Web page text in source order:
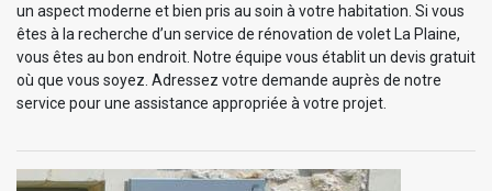
un aspect moderne et bien pris au soin à votre habitation. Si vous
êtes à la recherche d’un service de rénovation de volet La Plaine,
vous êtes au bon endroit. Notre équipe vous établit un devis gratuit
où que vous soyez. Adressez votre demande auprès de notre
service pour une assistance appropriée à votre projet.